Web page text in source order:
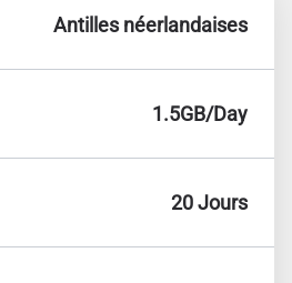
Antilles néerlandaises
1.5GB/Day
20 Jours